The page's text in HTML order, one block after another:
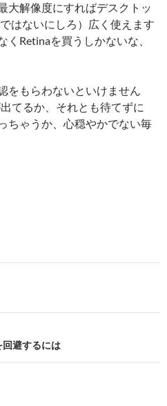
大解像度にすればデスクトッ
はないにしろ）広く使えます
くRetinaを買うしかないな、
をもらわないといけません
てるか、それとも待てずに
ちゃうか、心穏やかでない毎
避するには